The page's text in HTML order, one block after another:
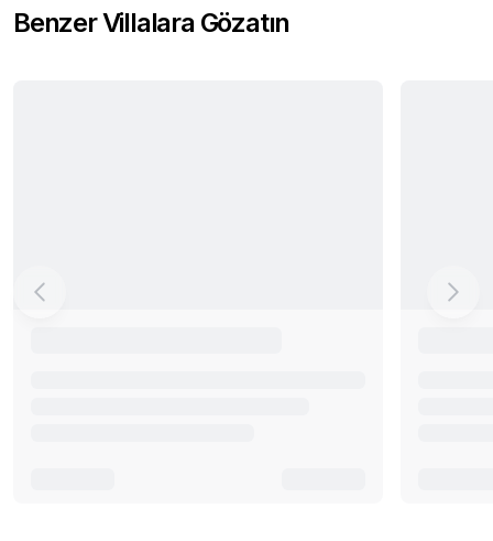
Benzer Villalara Gözatın